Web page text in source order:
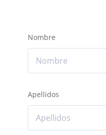
Nombre
Apellidos